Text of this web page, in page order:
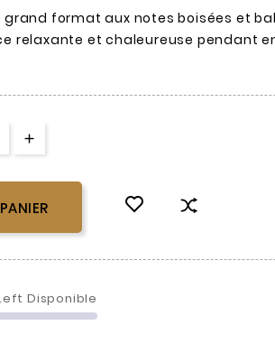
grand format aux notes boisées et
relaxante et chaleureuse pendant
Disponible